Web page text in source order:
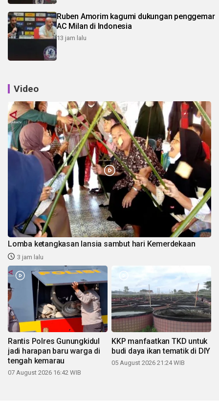
Ruben Amorim kagumi dukungan penggemar
AC Milan di Indonesia
13 jam lalu
Video
Lomba ketangkasan lansia sambut hari Kemerdekaan
3 jam lalu
Rantis Polres Gunungkidul
jadi harapan baru warga di
tengah kemarau
07 August 2026 16:42 WIB
KKP manfaatkan TKD untuk
budi daya ikan tematik di DIY
05 August 2026 21:24 WIB